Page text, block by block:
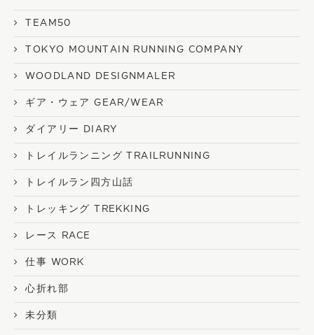
TEAM50
TOKYO MOUNTAIN RUNNING COMPANY
WOODLAND DESIGNMALER
ギア・ウェア GEAR/WEAR
ダイアリー DIARY
トレイルランニング TRAILRUNNING
トレイルラン四方山話
トレッキング TREKKING
レース RACE
仕事 WORK
心折れ部
未分類